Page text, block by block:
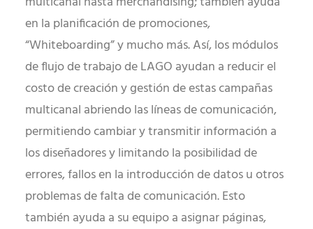
en la planificación de promociones,
“Whiteboarding” y mucho más. Así, los módulos
de flujo de trabajo de LAGO ayudan a reducir el
costo de creación y gestión de estas campañas
multicanal abriendo las líneas de comunicación,
permitiendo cambiar y transmitir información a
los diseñadores y limitando la posibilidad de
errores, fallos en la introducción de datos u otros
problemas de falta de comunicación. Esto
también ayuda a su equipo a asignar páginas,